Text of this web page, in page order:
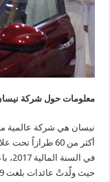
معلومات حول شركة
نيسان هي شركة عالمية
أكثر من 60